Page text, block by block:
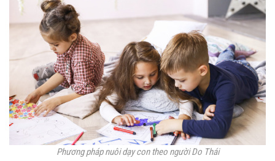
Phương pháp nuôi dạy con theo người Do Thái